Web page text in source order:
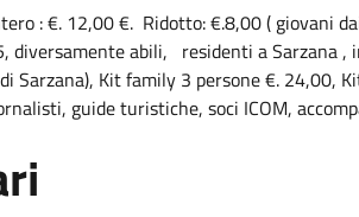
: €. 12,00 €. Ridotto: €.8,00 ( giovani
diversamente abili, residenti a Sarzana
Sarzana), Kit family 3 persone €. 24,00,
guide turistiche, soci ICOM,